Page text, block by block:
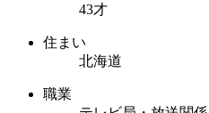
43才
住まい
北海道
職業